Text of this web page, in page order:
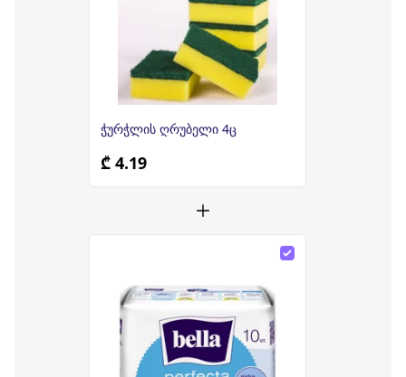
ჭურჭლის ღრუბელი 4ც
₾ 4.19